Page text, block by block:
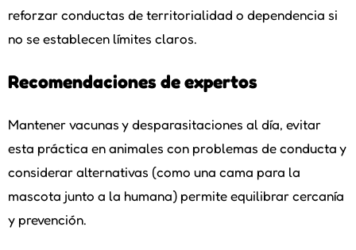
reforzar conductas de territorialidad o dependencia si
no se establecen límites claros.
Recomendaciones de expertos
Mantener vacunas y desparasitaciones al día, evitar
esta práctica en animales con problemas de conducta y
considerar alternativas (como una cama para la
mascota junto a la humana) permite equilibrar cercanía
y prevención.